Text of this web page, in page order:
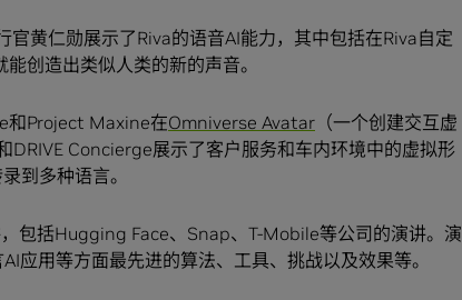
官黄仁勋展示了Riva的语音AI能力，其中包括在Riva自定
创造出类似人类的新的声音。
和Project Maxine在Omniverse Avatar （一个创建交互虚
Concierge展示了客户服务和车内环境中的虚拟形
到多种语言。
包括Hugging Face、Snap、T-Mobile等公司的演讲。演
应用等方面最先进的算法、工具、挑战以及效果等。